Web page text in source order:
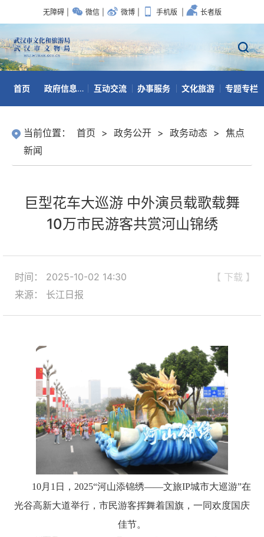
无障碍 微信 微博 手机版 长者版
首页 政府信息公开 互动交流 办事服务 文化旅游 专题专栏
当前位置： 首页 > 政务公开 > 政务动态 > 焦点
新闻
巨型花车大巡游 中外演员载歌载舞
10万市民游客共赏河山锦绣
【 下载 】
时间： 2025-10-02 14:30
来源： 长江日报
10月1日，2025“河山添锦绣——文旅IP城市大巡游”在
光谷高新大道举行，市民游客挥舞着国旗，一同欢度国庆
佳节。